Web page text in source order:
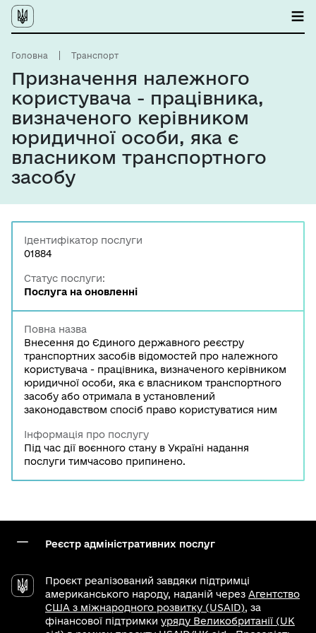
Головна Транспорт
Призначення належного
користувача - працівника,
визначеного керівником
юридичної особи, яка є
власником транспортного
засобу
Ідентифікатор послуги
01884
Статус послуги:
Послуга на оновленні
Повна назва
Внесення до Єдиного державного реєстру
транспортних засобів відомостей про належного
користувача - працівника, визначеного керівником
юридичної особи, яка є власником транспортного
засобу або отримала в установлений
законодавством спосіб право користуватися ним
Інформація про послугу
Під час дії воєнного стану в Україні надання
послуги тимчасово припинено.
Реєстр адміністративних послуг
Проєкт реалізований завдяки підтримці
американського народу, наданій через Агентство
США з міжнародного розвитку (USAID), за
фінансової підтримки уряду Великобританії (UK